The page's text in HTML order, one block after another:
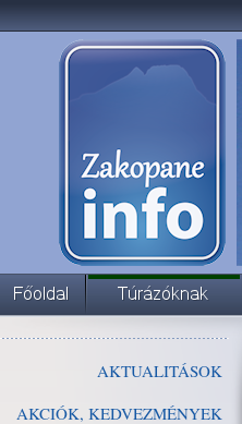
AKTUALITÁSOK
AKCIÓK, KEDVEZMÉNYEK